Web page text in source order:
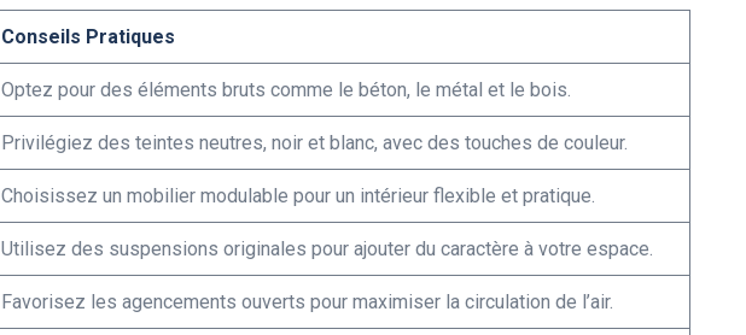
Conseils Pratiques
Optez pour des éléments bruts comme le béton, le métal et le bois.
Privilégiez des teintes neutres, noir et blanc, avec des touches de couleur.
Choisissez un mobilier modulable pour un intérieur flexible et pratique.
Utilisez des suspensions originales pour ajouter du caractère à votre espace.
Favorisez les agencements ouverts pour maximiser la circulation de l’air.